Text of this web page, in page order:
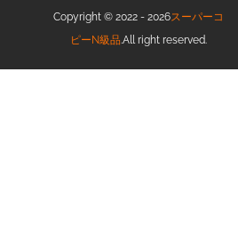
Copyright © 2022 - 2026スーパーコ
ピーN級品 .All right reserved.